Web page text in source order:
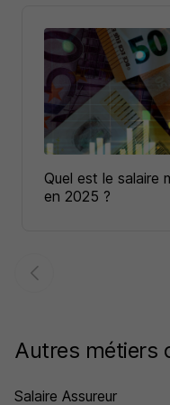
Quel est le salaire
en 2025 ?
Autres métiers
Salaire Assureur